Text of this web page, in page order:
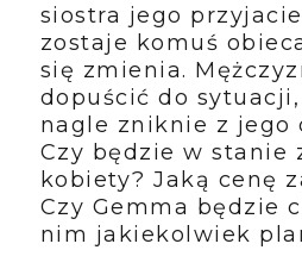
siostra jego
zostaje komuś
się zmienia.
dopuścić do
nagle zniknie z jego
Czy będzie w stanie
kobiety? Jaką cenę
Czy Gemma będzie
nim jakiekolwiek